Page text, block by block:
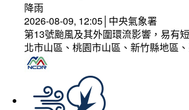
降雨
2026-08-09, 12:05│中央氣象署
第13號颱風及其外圍環流影響，易有
北市山區、桃園市山區、新竹縣地區